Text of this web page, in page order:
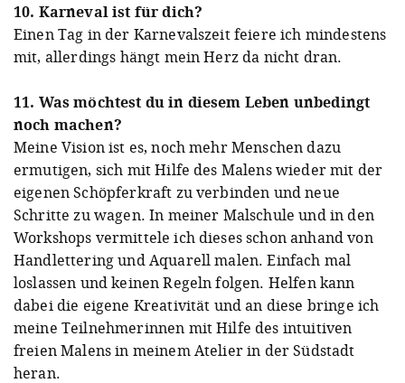
10. Karneval ist für dich?
Einen Tag in der Karnevalszeit feiere ich mindestens
mit, allerdings hängt mein Herz da nicht dran.
11. Was möchtest du in diesem Leben unbedingt
noch machen?
Meine Vision ist es, noch mehr Menschen dazu
ermutigen, sich mit Hilfe des Malens wieder mit der
eigenen Schöpferkraft zu verbinden und neue
Schritte zu wagen. In meiner Malschule undin den
Workshops vermittele ich dieses schon anhand von
Handlettering und Aquarell malen. Einfach mal
loslassen und keinen Regeln folgen. Helfen kann
dabei die eigene Kreativität und an diese bringe ich
meine Teilnehmerinnen mit Hilfe des intuitiven
freien Malens in meinem Atelier in der Südstadt
heran.